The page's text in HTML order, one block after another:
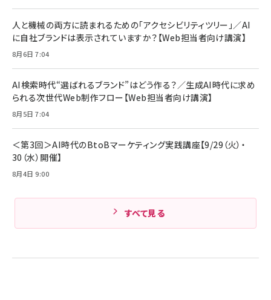
組織の成果を最大化する ルールのデザイン
￥1,980
Amazonランキングをもっと見る
全ワイヤレスイヤホン/アクティブノイズキャンセリ
技術基準適合】ブラック
￥5,990
ケーブル Anker絡まないケーブル 240W 結束バン
ド付き USB PD対応 シリコン素材採用 iPhone
17 / 16 / 15 / Galaxy iPad Pro MacBook
Pro/Air 各種対応 (1.8m ミッドナイトブラック)
￥1,890
サッポロ 生ビール 黒ラベル 350ml 缶 24本 ビー
ル ケース買い【6/30応募〆切! 黒ラベルビヤセラー
￥4,857
人と機械の両方に読まれるための「アクセシビリティツリー」／AI
に自社ブランドは表示されていますか？【Web担当者向け講演】
8月6日 7:04
AI検索時代“選ばれるブランド”はどう作る？／生成AI時代に求め
られる次世代Web制作フロー【Web担当者向け講演】
8月5日 7:04
＜第3回＞AI時代のBtoBマーケティング実践講座【9/29（火）・
30（水）開催】
8月4日 9:00
すべて見る